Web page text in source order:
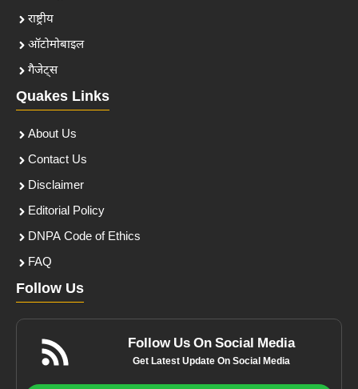
राष्ट्रीय
ऑटोमोबाइल
गैजेट्स
Quakes Links
About Us
Contact Us
Disclaimer
Editorial Policy
DNPA Code of Ethics
FAQ
Follow Us
Follow Us On Social Media
Get Latest Update On Social Media